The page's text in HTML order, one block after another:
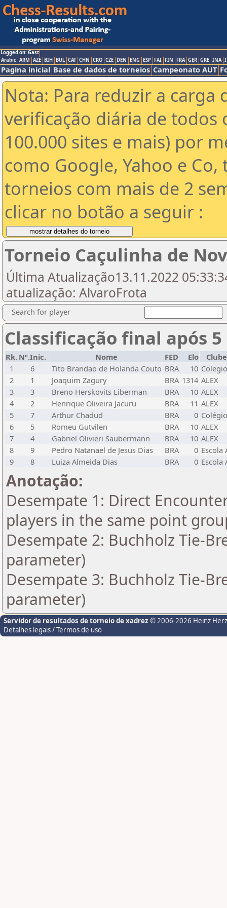
Logged on: Gast
Arabic ARM AZE BIH BUL CAT CHN CRO CZE DEN ENG ESP FAI FIN FRA GER GRE INA
Pagina inicial Base de dados de torneios Campeonato AUT
Nota: Para reduzir a carga
verificação diária de todos
100.000 sites e mais) por
como Google, Yahoo e
torneios com mais de 2
clicar no botão a seguir :
Torneio Caçulinha de
Última Atualização13.11.2022
atualização: AlvaroFrota
Search for player
Classificação final após
Rk. Nº.Inic. Nome FED Elo
1
6 Tito Brandao de Holanda Couto BRA 10
2
1 Joaquim Zagury BRA 1314 ALEX
3
3 Breno Herskovits Liberman BRA 10 ALEX
4
2 Henrique Oliveira Jacuru BRA 11 ALEX
5
7 Arthur Chadud BRA 0
6
5 Romeu Gutvilen BRA 10 ALEX
7
4 Gabriel Olivieri Saubermann BRA 10 ALEX
8
9 Pedro Natanael de Jesus Dias BRA 0 Escola
9
8 Luiza Almeida Dias BRA 0 Escola
Anotação:
Desempate 1: Direct
players in the same point
Desempate 2: Buchholz Tie-
parameter)
Desempate 3: Buchholz Tie-
parameter)
Servidor de resultados de torneio de xadrez © 2006-2026 Heinz
Detalhes legais / Termos de uso